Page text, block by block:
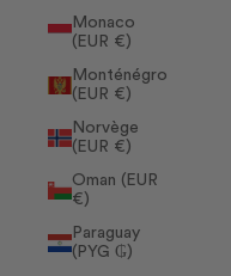
Monaco
(EUR €)
Monténégro
(EUR €)
Norvège
(EUR €)
Oman (EUR
€)
Paraguay
(PYG ₲)